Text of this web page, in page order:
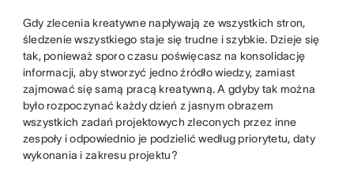
Gdy zlecenia kreatywne napływają ze wszystkich stron,
śledzenie wszystkiego staje się trudne i szybkie. Dzieje się
tak, ponieważ sporo czasu poświęcasz na konsolidację
informacji, aby stworzyć jedno źródło wiedzy, zamiast
zajmować się samą pracą kreatywną. A gdyby tak można
było rozpoczynać każdy dzień z jasnym obrazem
wszystkich zadań projektowych zleconych przez inne
zespoły i odpowiednio je podzielić według priorytetu, daty
wykonania i zakresu projektu?